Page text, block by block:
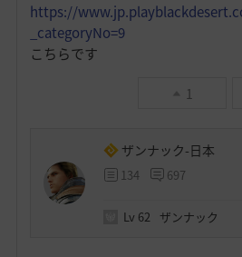
https://
_categoryNo=9
こちらです
1
ザンナック-日本
134 697
Lv 62 ザンナック